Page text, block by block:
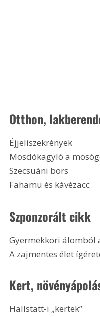
Otthon,
Éjjeliszekrények
Mosdókagyló a
Szecsuáni bors
Fahamu és kávézacc
Szponzorált cikk
Gyermekkori álomból
A zajmentes élet
Kert,
Hallstatt-i „kertek”